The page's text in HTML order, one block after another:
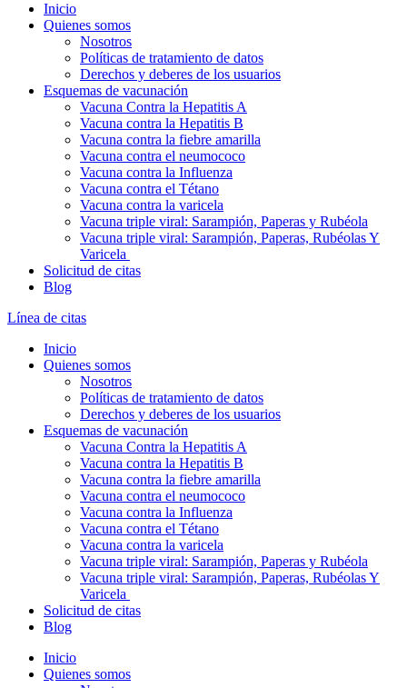
Inicio
Quienes somos
Nosotros
Políticas de tratamiento de datos
Derechos y deberes de los usuarios
Esquemas de vacunación
Vacuna Contra la Hepatitis A
Vacuna contra la Hepatitis B
Vacuna contra la fiebre amarilla
Vacuna contra el neumococo
Vacuna contra la Influenza
Vacuna contra el Tétano
Vacuna contra la varicela
Vacuna triple viral: Sarampión, Paperas y Rubéola
Vacuna triple viral: Sarampión, Paperas, Rubéolas Y
Varicela
Solicitud de citas
Blog
Línea de citas
Inicio
Quienes somos
Nosotros
Políticas de tratamiento de datos
Derechos y deberes de los usuarios
Esquemas de vacunación
Vacuna Contra la Hepatitis A
Vacuna contra la Hepatitis B
Vacuna contra la fiebre amarilla
Vacuna contra el neumococo
Vacuna contra la Influenza
Vacuna contra el Tétano
Vacuna contra la varicela
Vacuna triple viral: Sarampión, Paperas y Rubéola
Vacuna triple viral: Sarampión, Paperas, Rubéolas Y
Varicela
Solicitud de citas
Blog
Inicio
Quienes somos